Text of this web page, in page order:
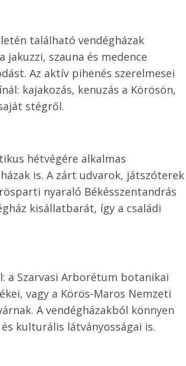
található vendégházak
szauna és medence
Az aktív pihenés szerelmesei
kajakozás, kenuzás a Körösön,
stégről.
hétvégére alkalmas
is. A zárt udvarok, játszóterek
nyaraló Békésszentandrás
kisállatbarát, így a családi
a Szarvasi Arborétum botanikai
vagy a Körös-Maros Nemzeti
A vendégházakból könnyen
kulturális látványosságai is.